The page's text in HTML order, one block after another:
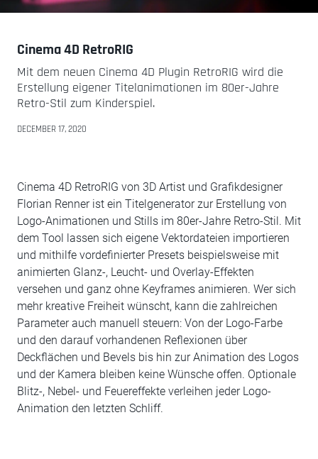
Cinema 4D RetroRIG
Mit dem neuen Cinema 4D Plugin RetroRIG wird die
Erstellung eigener Titelanimationen im 80er-Jahre
Retro-Stil zum Kinderspiel.
DECEMBER 17, 2020
Cinema 4D RetroRIG von 3D Artist und Grafikdesigner
Florian Renner ist ein Titelgenerator zur Erstellung von
Logo-Animationen und Stills im 80er-Jahre Retro-Stil. Mit
dem Tool lassen sich eigene Vektordateien importieren
und mithilfe vordefinierter Presets beispielsweise mit
animierten Glanz-, Leucht- und Overlay-Effekten
versehen und ganz ohne Keyframes animieren. Wer sich
mehr kreative Freiheit wünscht, kann die zahlreichen
Parameter auch manuell steuern: Von der Logo-Farbe
und den darauf vorhandenen Reflexionen über
Deckflächen und Bevels bis hin zur Animation des Logos
und der Kamera bleiben keine Wünsche offen. Optionale
Blitz-, Nebel- und Feuereffekte verleihen jeder Logo-
Animation den letzten Schliff.